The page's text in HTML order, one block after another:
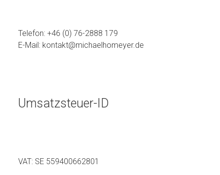
Telefon:+46 (0) 76-2888 179
E-Mail: kontakt@michaelhomeyer.de
Umsatzsteuer-ID
VAT: SE 559400662801